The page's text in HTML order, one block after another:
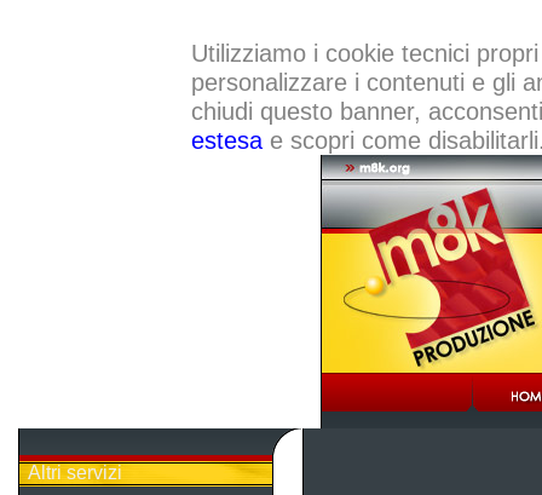
Utilizziamo i cookie tecnici
personalizzare i contenuti e gli
chiudi questo banner,
estesae scopri come
Altri servizi